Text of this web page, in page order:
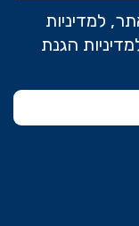
למדיניות
הגנת